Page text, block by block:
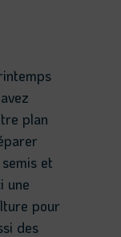
plan
et
une
pour
des